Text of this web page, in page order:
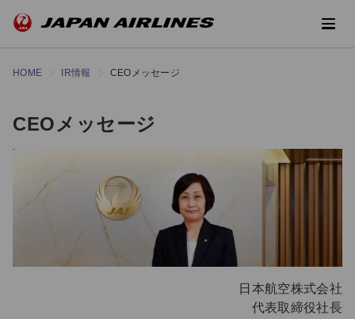
HOME IR情報 CEOメッセージ
CEOメッセージ
日本航空株式会社
代表取締役社長